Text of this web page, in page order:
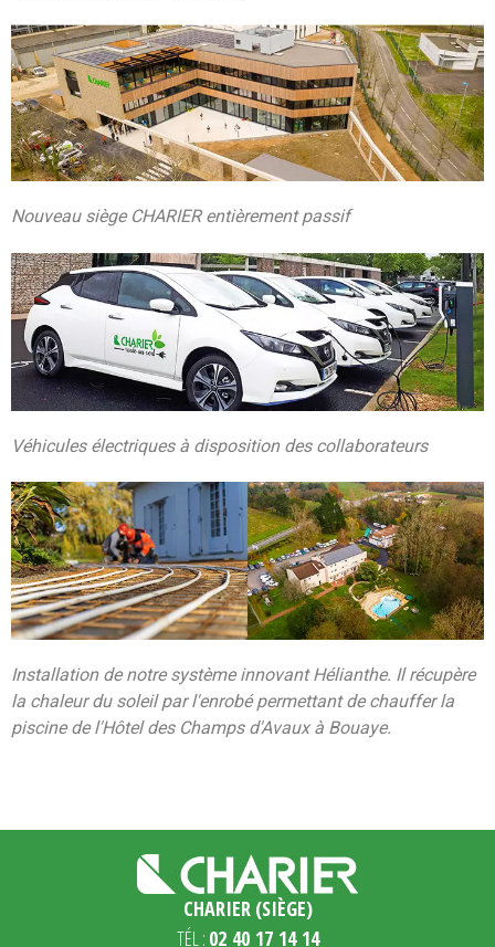
Nouveau siège CHARIER entièrement passif
Véhicules électriques à disposition des collaborateurs
Installation de notre système innovant Hélianthe. Il récupère
la chaleur du soleil par l'enrobé permettant de chauffer la
piscine de l'Hôtel des Champs d'Avaux à Bouaye.
CHARIER (SIÈGE)
TÉL : 02 40 17 14 14